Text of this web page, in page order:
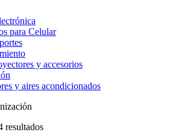
para Celular
y accesorios
y aires acondicionados
resultados